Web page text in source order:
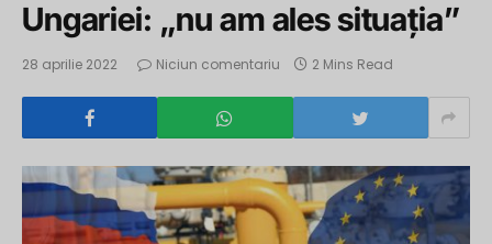
Ungariei: „nu am ales situația”
28 aprilie 2022 Niciun comentariu 2 Mins Read